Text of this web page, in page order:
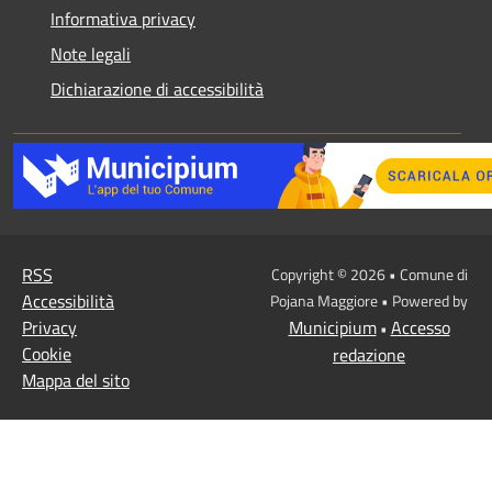
Informativa privacy
Note legali
Dichiarazione di accessibilità
RSS
Accessibilità
Privacy
Cookie
Mappa del sito
Copyright © 2026 • Comune di
Pojana Maggiore • Powered by
Municipium• Accesso
redazione